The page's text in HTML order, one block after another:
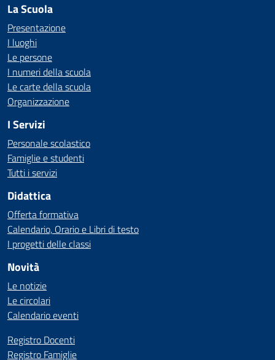
La Scuola
Presentazione
I luoghi
Le persone
I numeri della scuola
Le carte della scuola
Organizzazione
I Servizi
Personale scolastico
Famiglie e studenti
Tutti i servizi
Didattica
Offerta formativa
Calendario, Orario e Libri di testo
I progetti delle classi
Novità
Le notizie
Le circolari
Calendario eventi
Registro Docenti
Registro Famiglie